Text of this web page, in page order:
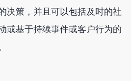
决策，并且可以包括及时的社
或基于持续事件或客户行为的